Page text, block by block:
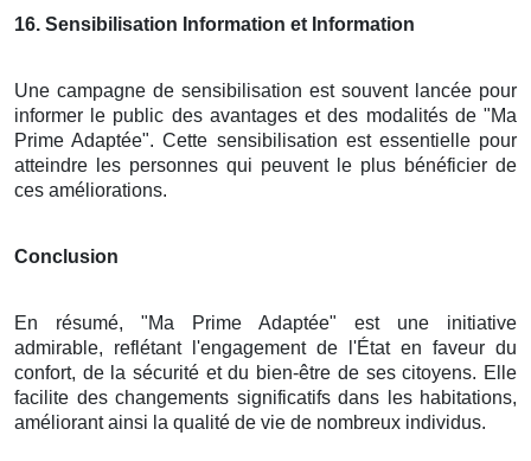
16. Sensibilisation Information et Information
Une campagne de sensibilisation est souvent lancée pour
informer le public des avantages et des modalités de "Ma
Prime Adaptée". Cette sensibilisation est essentielle pour
atteindre les personnes qui peuvent le plus bénéficier de
ces améliorations.
Conclusion
En résumé, "Ma Prime Adaptée" est une initiative
admirable, reflétant l'engagement de l'État en faveur du
confort, de la sécurité et du bien-être de ses citoyens. Elle
facilite des changements significatifs dans les habitations,
améliorant ainsi la qualité de vie de nombreux individus.